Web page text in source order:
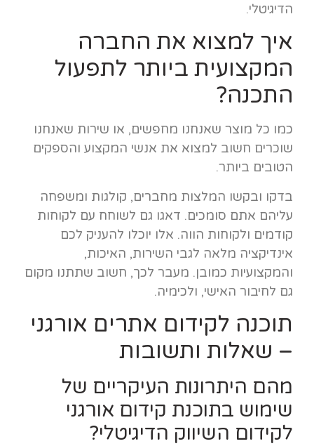
הדיגיטלי.
איך למצוא את החברה
המקצועית ביותר לתפעול
התכנה?
כמו כל מוצר שאנחנו מחפשים, או שירות שאנחנו
שוכרים חשוב למצוא את אנשי המקצוע והספקים
הטובים ביותר.
בדקו ובקשו המלצות מחברים, קולגות ומשפחה
עליהם אתם סומכים. דאגו גם לשוחח עם לקוחות
קודמים ולקוחות הווה. אלו יוכלו להעניק לכם
אינדיקציה מלאה לגבי השירות, האיכות,
והמקצועיות כמובן. מעבר לכך, חשוב שתתנו מקום
גם לחיבור האישי, ולכימיה.
תוכנה לקידום אתרים אורגני
– שאלות ותשובות
מהם היתרונות העיקריים של
שימוש בתוכנת קידום אורגני
לקידום השיווק הדיגיטלי?